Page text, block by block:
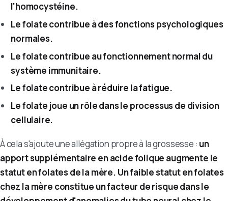
l'homocystéine.
Le folate contribue à des fonctions psychologiques
normales.
Le folate contribue au fonctionnement normal du
système immunitaire.
Le folate contribue à réduire la fatigue.
Le folate joue un rôle dans le processus de division
cellulaire.
À cela s'ajoute une allégation propre à la grossesse : un
apport supplémentaire en acide folique augmente le
statut en folates de la mère. Un faible statut en folates
chez la mère constitue un facteur de risque dans le